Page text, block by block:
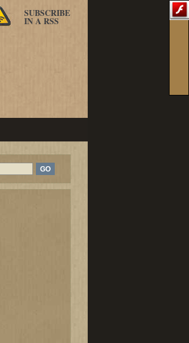
SUBSCRIBE
IN A RSS